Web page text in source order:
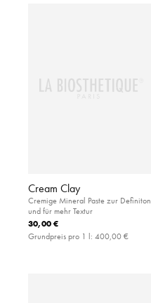
Cream Clay
Cremige Mineral Paste zur Definiton
und für mehr Textur
30,00 €
Grundpreis pro 1 l: 400,00 €